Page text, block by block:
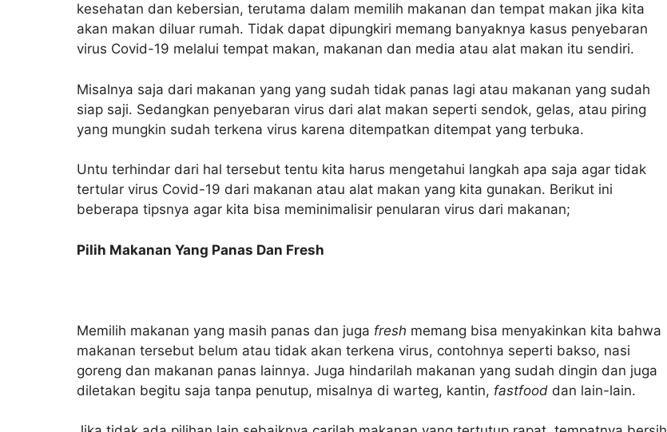
kesehatan dan kebersian, terutama dalam memilih makanan dan tempat makan jika kita
akan makan diluar rumah. Tidak dapat dipungkiri memang banyaknya kasus penyebaran
virus Covid-19 melalui tempat makan, makanan dan media atau alat makan itu sendiri.
Misalnya saja dari makanan yang yang sudah tidak panas lagi atau makanan yang sudah
siap saji. Sedangkan penyebaran virus dari alat makan seperti sendok, gelas, atau piring
yang mungkin sudah terkena virus karena ditempatkan ditempat yang terbuka.
Untu terhindar dari hal tersebut tentu kita harus mengetahui langkah apa saja agar tidak
tertular virus Covid-19 dari makanan atau alat makan yang kita gunakan. Berikut ini
beberapa tipsnya agar kita bisa meminimalisir penularan virus dari makanan;
Pilih Makanan Yang Panas Dan Fresh
Memilih makanan yang masih panas dan juga fresh memang bisa menyakinkan kita bahwa
makanan tersebut belum atau tidak akan terkena virus, contohnya seperti bakso, nasi
goreng dan makanan panas lainnya. Juga hindarilah makanan yang sudah dingin dan juga
diletakan begitu saja tanpa penutup, misalnya di warteg, kantin, fastfood dan lain-lain.